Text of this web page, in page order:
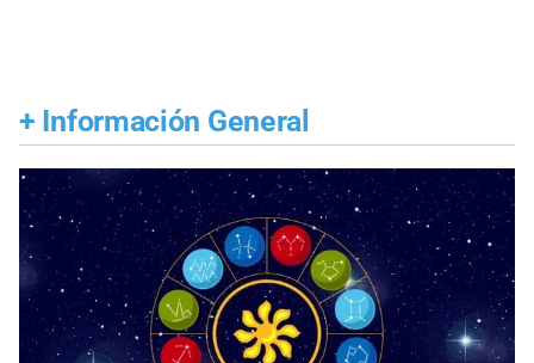
+ Información General